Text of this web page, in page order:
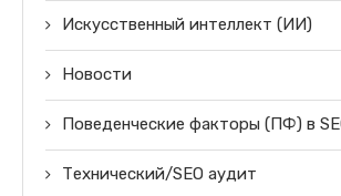
Искусственный интеллект (ИИ)
Новости
Поведенческие факторы (ПФ) в
Технический/SEO аудит